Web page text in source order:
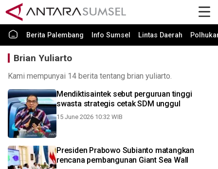
Berita Palembang Info Sumsel Lintas Daerah
Brian Yuliarto
Kami mempunyai 14 berita tentang brian yuliarto.
Mendiktisaintek sebut perguruan tinggi
swasta strategis cetak SDM unggul
15 June 2026 10:32 WIB
Presiden Prabowo Subianto matangkan
rencana pembangunan Giant Sea Wall